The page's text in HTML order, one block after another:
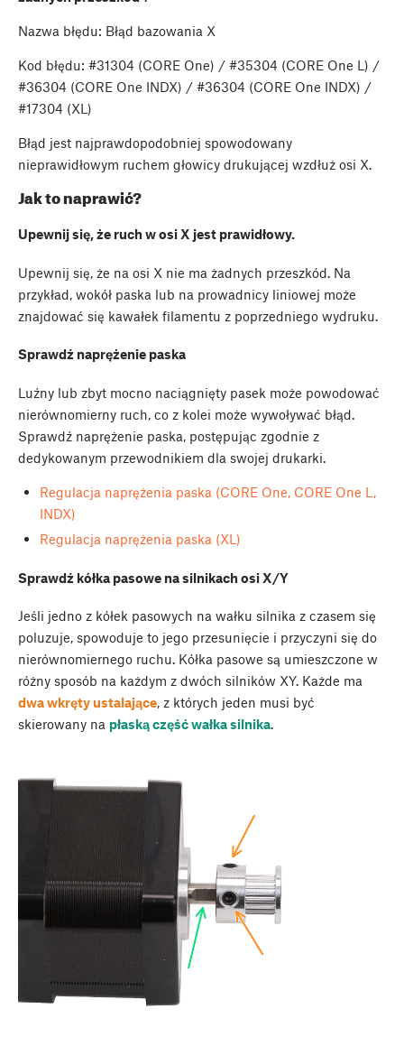
Nazwa błędu: Błąd bazowania X
Kod błędu: #31304 (CORE One) / #35304 (CORE One L) /
#36304 (CORE One INDX) / #36304 (CORE One INDX) /
#17304 (XL)
Błąd jest najprawdopodobniej spowodowany
nieprawidłowym ruchem głowicy drukującej wzdłuż osi X.
Jak to naprawić?
Upewnij się, że ruch w osi X jest prawidłowy.
Upewnij się, że na osi X nie ma żadnych przeszkód. Na
przykład, wokół paska lub na prowadnicy liniowej może
znajdować się kawałek filamentu z poprzedniego wydruku.
Sprawdź naprężenie paska
Luźny lub zbyt mocno naciągnięty pasek może powodować
nierównomierny ruch, co z kolei może wywoływać błąd.
Sprawdź naprężenie paska, postępując zgodnie z
dedykowanym przewodnikiem dla swojej drukarki.
Regulacja naprężenia paska (CORE One, CORE One L,
INDX)
Regulacja naprężenia paska (XL)
Sprawdź kółka pasowe na silnikach osi X/Y
Jeśli jedno z kółek pasowych na wałku silnika z czasem się
poluzuje, spowoduje to jego przesunięcie i przyczyni się do
nierównomiernego ruchu. Kółka pasowe są umieszczone w
różny sposób na każdym z dwóch silników XY. Każde ma
dwa wkręty ustalające, z których jeden musi być
skierowany na płaską część wałka silnika.